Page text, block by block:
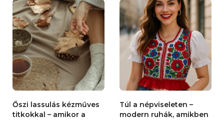
Őszi lassulás kézműves
titkokkal – amikor a
Túl a népviseleten –
modern ruhák, amikben